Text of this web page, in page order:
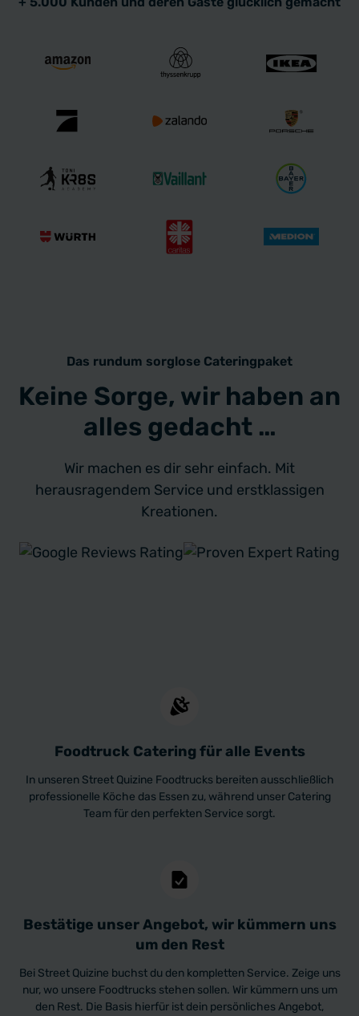
Das rundum sorglose Cateringpaket
Keine Sorge, wir haben an
alles gedacht …
Wir machen es dir sehr einfach. Mit
herausragendem Service und erstklassigen
Kreationen.
Foodtruck Catering für alle Events
In unseren Street Quizine Foodtrucks bereiten ausschließlich
professionelle Köche das Essen zu, während unser Catering
Team für den perfekten Service sorgt.
Bestätige unser Angebot, wir kümmern uns
um den Rest
Bei Street Quizine buchst du den kompletten Service. Zeige uns
nur, wo unsere Foodtrucks stehen sollen. Wir kümmern uns um
den Rest. Die Basis hierfür ist dein persönliches Angebot,